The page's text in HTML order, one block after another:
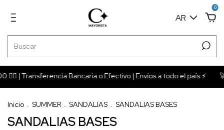
AR
0
| Transferencia Bancaria o Efectivo | Envíos a todo el país ⚡️ 🚀
Inicio . SUMMER . SANDALIAS . SANDALIAS BASES
SANDALIAS BASES